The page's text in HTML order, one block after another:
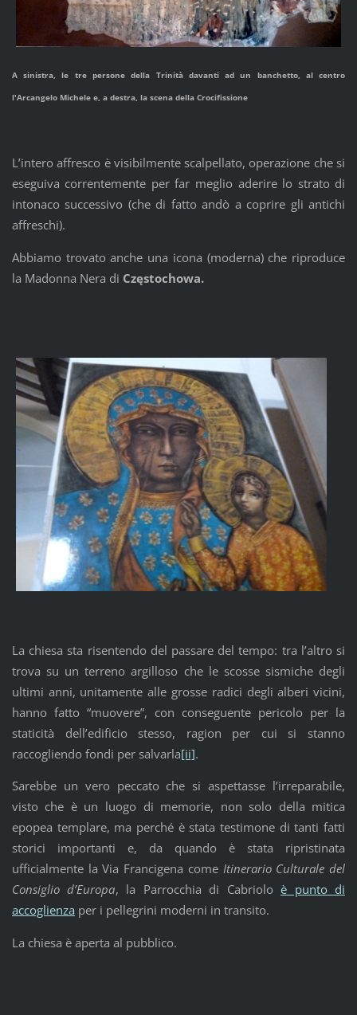
A sinistra, le tre persone della Trinità davanti ad un banchetto, al centro
l'Arcangelo Michele e, a destra, la scena della Crocifissione
L’intero affresco è visibilmente scalpellato, operazione che si
eseguiva correntemente per far meglio aderire lo strato di
intonaco successivo (che di fatto andò a coprire gli antichi
affreschi).
Abbiamo trovato anche una icona (moderna) che riproduce
la Madonna Nera di Częstochowa.
La chiesa sta risentendo del passare del tempo: tra l’altro si
trova su un terreno argilloso che le scosse sismiche degli
ultimi anni, unitamente alle grosse radici degli alberi vicini,
hanno fatto “muovere”, con conseguente pericolo per la
staticità dell’edificio stesso, ragion per cui si stanno
raccogliendo fondi per salvarla[ii].
Sarebbe un vero peccato che si aspettasse l’irreparabile,
visto che è un luogo di memorie, non solo della mitica
epopea templare, ma perché è stata testimone di tanti fatti
storici importanti e, da quando è stata ripristinata
ufficialmente la Via Francigena come Itinerario Culturale del
Consiglio d’Europa, la Parrocchia di Cabriolo è punto di
accoglienza per i pellegrini moderni in transito.
La chiesa è aperta al pubblico.